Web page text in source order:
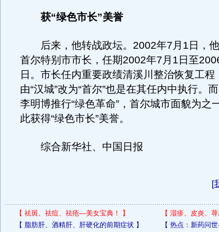
获“绿色市长”美誉
后来，他转战政坛。2002年7月1日，
首尔特别市市长，任期2002年7月1日至
日。市长任内重要政绩清溪川整治恢复工程
由“汉城”改为“首尔”也是在其任内中执行。
李明博推行“绿色革命”，首尔城市面貌为之
此获得“绿色市长”美誉。
综合新华社、中国日报
[
【 祛斑、祛痘、祛疮—美女宝典！ 】 【 湿疹、皮炎、
【 脂肪肝、酒精肝、肝硬化的前期症状 】 【 热点：新药问